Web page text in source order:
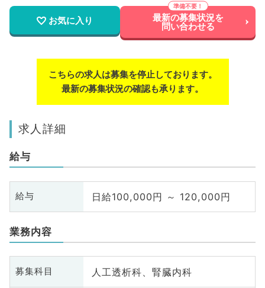
お気に入り 最新の募集状況を
問い合わせる
こちらの求人は募集を停止しております。
最新の募集状況の確認も承ります。
求人詳細
給与
給与 日給100,000円 ～ 120,000円
業務内容
募集科目 人工透析科、腎臓内科